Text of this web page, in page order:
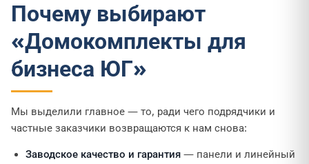
Почему выбирают
«Домокомплекты для
бизнеса ЮГ»
Мы выделили главное — то, ради чего подрядчики и
частные заказчики возвращаются к нам снова:
Заводское качество и гарантия — панели и линейный